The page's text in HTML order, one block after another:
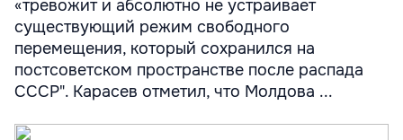
«тревожит и абсолютно не устраивает
существующий режим свободного
перемещения, который сохранился на
постсоветском пространстве после распада
СССР". Карасев отметил, что Молдова ...